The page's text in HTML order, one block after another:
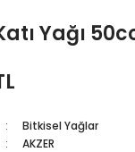
Yağı
Bitkisel Yağlar
AKZER